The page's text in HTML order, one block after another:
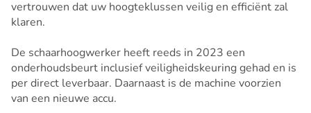
vertrouwen dat uw hoogteklussen veilig en efficiënt zal
klaren.
De schaarhoogwerker heeft reeds in 2023 een
onderhoudsbeurt inclusief veiligheidskeuring gehad en is
per direct leverbaar. Daarnaast is de machine voorzien
van een nieuwe accu.